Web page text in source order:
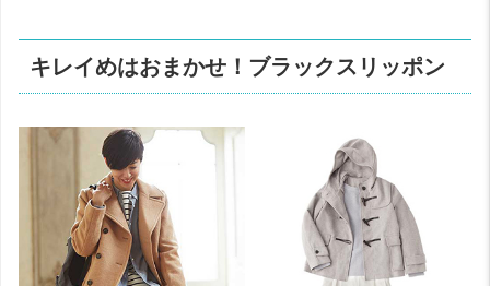
キレイめはおまかせ！ブラックスリッポン